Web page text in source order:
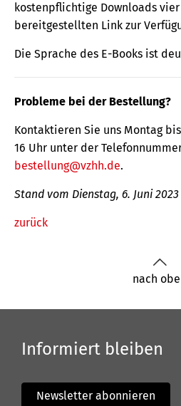
kostenpflichtige Downloads
bereitgestellten Link zur
Die Sprache des E-Books ist
Probleme bei der Bestellung?
Kontaktieren Sie uns Montag
16 Uhr unter der
bestellung@vzhh.de.
Stand vom Dienstag, 6. Juni 2023
zurück
nach
Informiert bleiben
Newsletter abonnieren